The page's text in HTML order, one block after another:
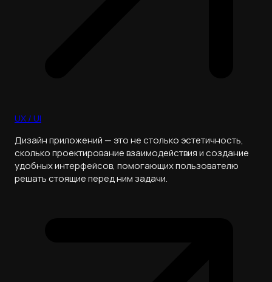
UX / UI
Дизайн приложений — это не столько эстетичность,
сколько проектирование взаимодействия и создание
удобных интерфейсов, помогающих пользователю
решать стоящие перед ним задачи.